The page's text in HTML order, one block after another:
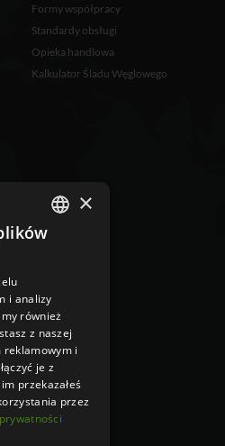
Formy współpracy
Standardy obsługi
Opieka handlowa
Kalkulator Śladu Węglowego
×
i analizy
również
z naszej
i
je z
przekazałeś
przez